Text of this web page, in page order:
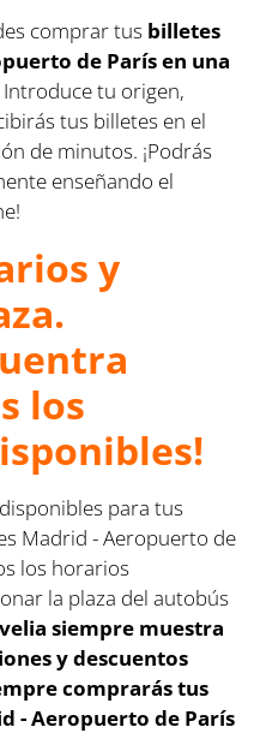
comprar tus billetes
de París en una
Introduce tu origen,
tus billetes en el
de minutos. ¡Podrás
enseñando el
y
los
para tus
Madrid - Aeropuerto de
los horarios
la plaza del autobús
siempre muestra
y descuentos
comprarás tus
- Aeropuerto de París